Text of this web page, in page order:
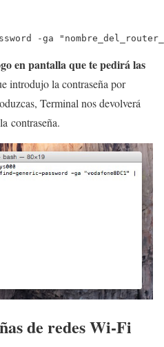
-ga
en pantalla que te pedirá las
introdujo la contraseña por
Terminal nos devolverá
contraseña.
de redes Wi-Fi